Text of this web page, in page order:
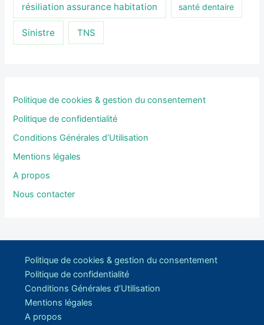
résiliation assurance habitation santé dentaire
Sinistre TNS
Politique de cookies & gestion du consentement
Politique de confidentialité
Conditions Générales d’Utilisation
Mentions légales
A propos
Nous contacter
Politique de cookies & gestion du consentement
Politique de confidentialité
Conditions Générales d’Utilisation
Mentions légales
A propos